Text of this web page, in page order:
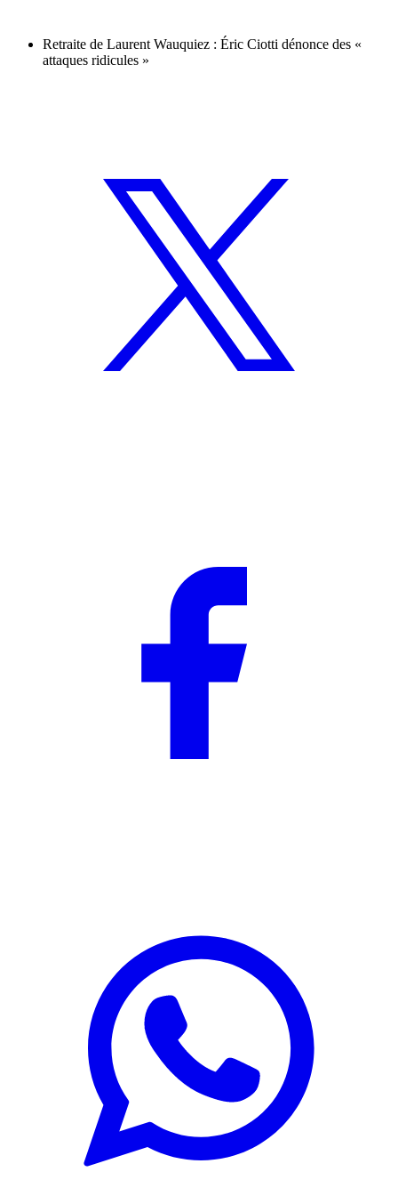
Retraite de Laurent Wauquiez : Éric Ciotti dénonce des «
attaques ridicules »